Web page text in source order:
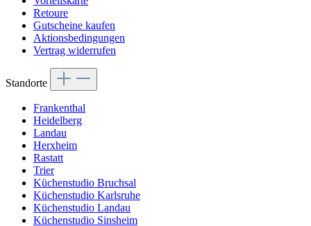
Retoure
Gutscheine kaufen
Aktionsbedingungen
Vertrag widerrufen
Standorte
Frankenthal
Heidelberg
Landau
Herxheim
Rastatt
Trier
Küchenstudio Bruchsal
Küchenstudio Karlsruhe
Küchenstudio Landau
Küchenstudio Sinsheim